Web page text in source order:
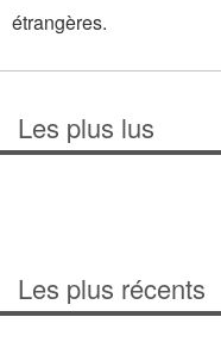
étrangères.
Les plus lus
Les plus récents